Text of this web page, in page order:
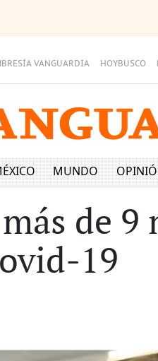
VANGUARDIA HOYBUSCO
MUNDO
de 9
19